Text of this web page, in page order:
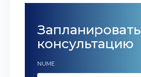
Запланировать
консультацию
NUME